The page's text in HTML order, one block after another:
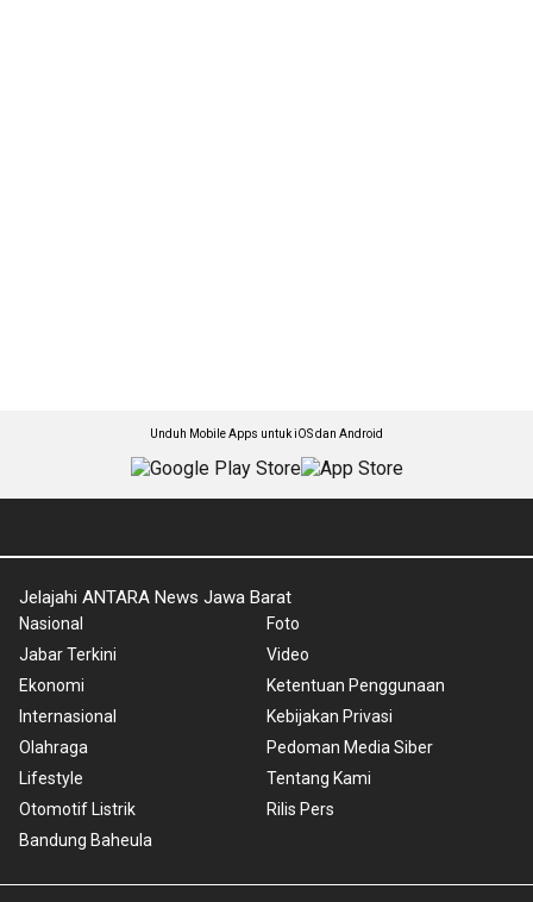
Unduh Mobile Apps untuk iOS dan Android
Jelajahi ANTARA News Jawa Barat
Nasional
Jabar Terkini
Ekonomi
Internasional
Olahraga
Lifestyle
Otomotif Listrik
Bandung Baheula
Foto
Video
Ketentuan Penggunaan
Kebijakan Privasi
Pedoman Media Siber
Tentang Kami
Rilis Pers